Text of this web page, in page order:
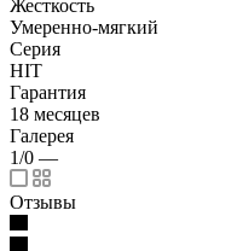
Жесткость
Умеренно-мягкий
Серия
HIT
Гарантия
18 месяцев
Галерея
1/0 —
Отзывы